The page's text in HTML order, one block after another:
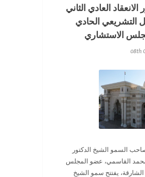
العادي الثاني
التشريعي الحادي
الاستشاري
08th
السمو الشيخ الدكتور
القاسمي، عضو المجلس
يفتتح سمو الشيخ